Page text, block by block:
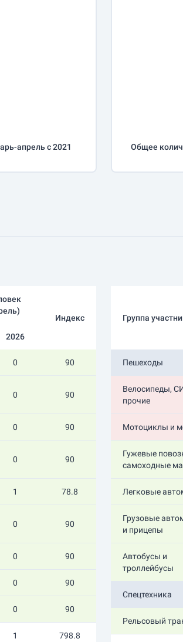
апрельс 2021
Общее
)
Индекс
2026
0 90
0 90
0 90
0 90
1 78.8
0 90
0 90
0 90
0 90
1 798.8
Группа
Пешеходы
Велосипеды,
прочие
Мотоциклы и
Гужевые
самоходные
Легковые
Грузовые
и прицепы
Автобусы и
троллейбусы
Спецтехника
Рельсовый